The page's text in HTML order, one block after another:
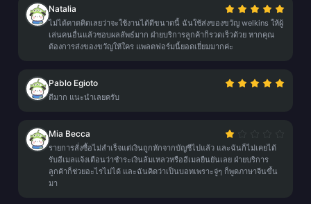
Natalia
ไม่ได้คาดคิดเลยว่าจะใช้งานได้ดีขนาดนี้ ฉันใช้ส่งของขวัญ welkins ให้ผู้
เล่นคนอื่นแล้วชอบผลลัพธ์มาก ฝ่ายบริการลูกค้าก็รวดเร็วด้วย หากคุณ
ต้องการส่งของขวัญให้ใคร แพลตฟอร์มนี้ยอดเยี่ยมมากค่ะ
Pablo Egioto
ดีมาก แนะนำเลยครับ
Mia Becca
รายการสั่งซื้อไม่สำเร็จแต่เงินถูกหักจากบัญชีไปแล้ว และฉันก็ไม่เคยได้
รับอีเมลแจ้งเตือนว่าชำระเงินล้มเหลวหรืออีเมลยืนยันเลย ฝ่ายบริการ
ลูกค้าก็ช่วยอะไรไม่ได้ และฉันคิดว่าเป็นบอทเพราะจู่ๆ ก็พูดภาษาจีนขึ้น
มา